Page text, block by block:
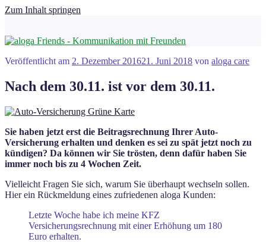
Zum Inhalt springen
Veröffentlicht am 2. Dezember 201621. Juni 2018 von aloga care
Nach dem 30.11. ist vor dem 30.11.
Sie haben jetzt erst die Beitragsrechnung Ihrer Auto-
Versicherung erhalten und denken es sei zu spät jetzt noch zu
kündigen? Da können wir Sie trösten, denn dafür haben Sie
immer noch bis zu 4 Wochen Zeit.
Vielleicht Fragen Sie sich, warum Sie überhaupt wechseln sollen.
Hier ein Rückmeldung eines zufriedenen aloga Kunden:
Letzte Woche habe ich meine KFZ
Versicherungsrechnung mit einer Erhöhung um 180
Euro erhalten.